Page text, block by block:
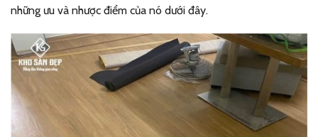
những ưu và nhược điểm của nó dưới đây.